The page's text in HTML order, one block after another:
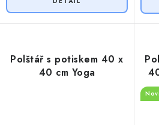
Polštář s potiskem 40 x
40 cm Yoga